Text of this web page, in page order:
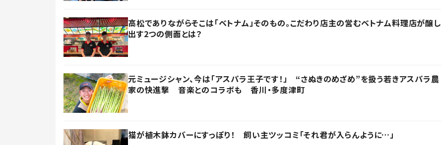
高松でありながらそこは「ベトナム」そのもの。こだわり店主の営むベトナム料理店が醸し
出す2つの側面とは？
元ミュージシャン、今は「アスパラ王子です！」 “さぬきのめざめ”を扱う若きアスパラ農
家の快進撃 音楽とのコラボも 香川・多度津町
猫が植木鉢カバーにすっぽり！ 飼い主ツッコミ「それ君が入らんように…」